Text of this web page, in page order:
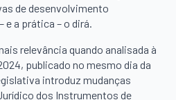
de desenvolvimento
a prática – o dirá.
relevância quando analisada à
publicado no mesmo dia da
introduz mudanças
dos Instrumentos de